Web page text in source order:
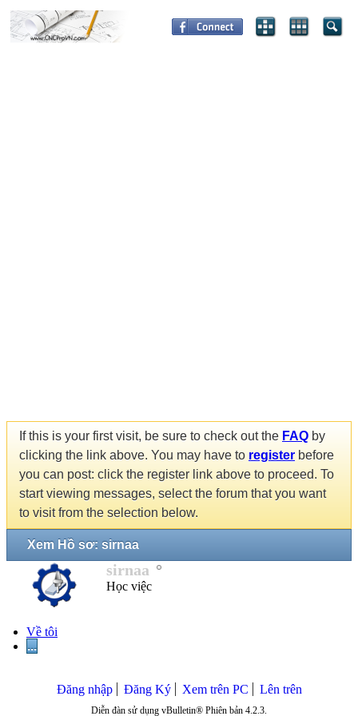
If this is your first visit, be sure to check out the FAQ by
clicking the link above. You may have to register before
you can post: click the register link above to proceed. To
start viewing messages, select the forum that you want
to visit from the selection below.
Xem Hồ sơ: sirnaa
sirnaa
Học việc
Về tôi
...
Đăng nhập Đăng Ký Xem trên PC Lên trên
Diễn đàn sử dụng vBulletin® Phiên bản 4.2.3.